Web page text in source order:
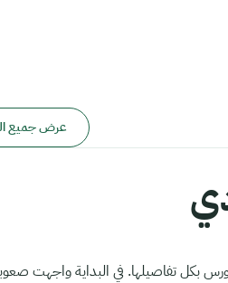
عرض جميع
بكل تفاصيلها. في البداية واجهت